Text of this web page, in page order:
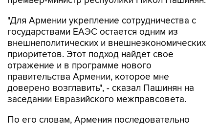
внешнеполитических и внешнеэкономических
приоритетов. Этот подход найдет свое
отражение и в программе нового
правительства Армении, которое мне
доверено возглавить", - сказал Пашинян на
заседании Евразийского межправсовета.
По его словам, Армения последовательно
которые лежат в основе ЕАЭС.